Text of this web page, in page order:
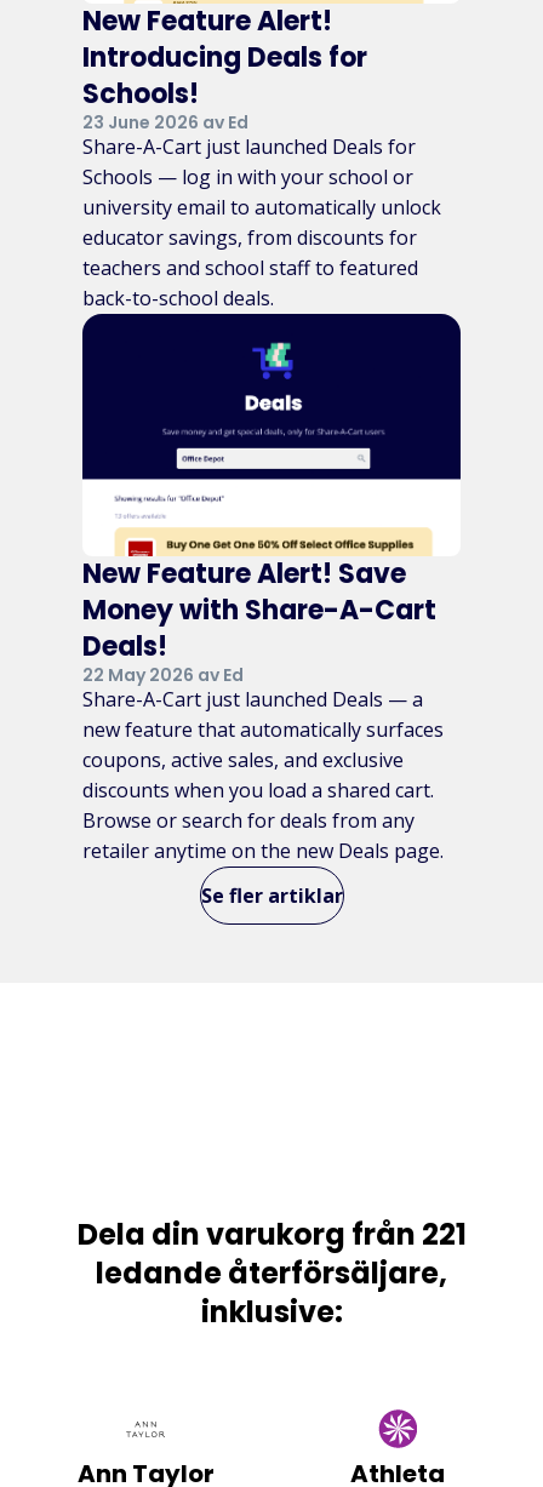
New Feature Alert!
Introducing Deals for
Schools!
23 June 2026 av Ed
Share-A-Cart just launched Deals for
Schools — log in with your school or
university email to automatically unlock
educator savings, from discounts for
teachers and school staff to featured
back-to-school deals.
New Feature Alert! Save
Money with Share-A-Cart
Deals!
22 May 2026 av Ed
Share-A-Cart just launched Deals — a
new feature that automatically surfaces
coupons, active sales, and exclusive
discounts when you load a shared cart.
Browse or search for deals from any
retailer anytime on the new Deals page.
Se fler artiklar
Dela din varukorg från 221
ledande återförsäljare,
inklusive:
Ann Taylor Athleta